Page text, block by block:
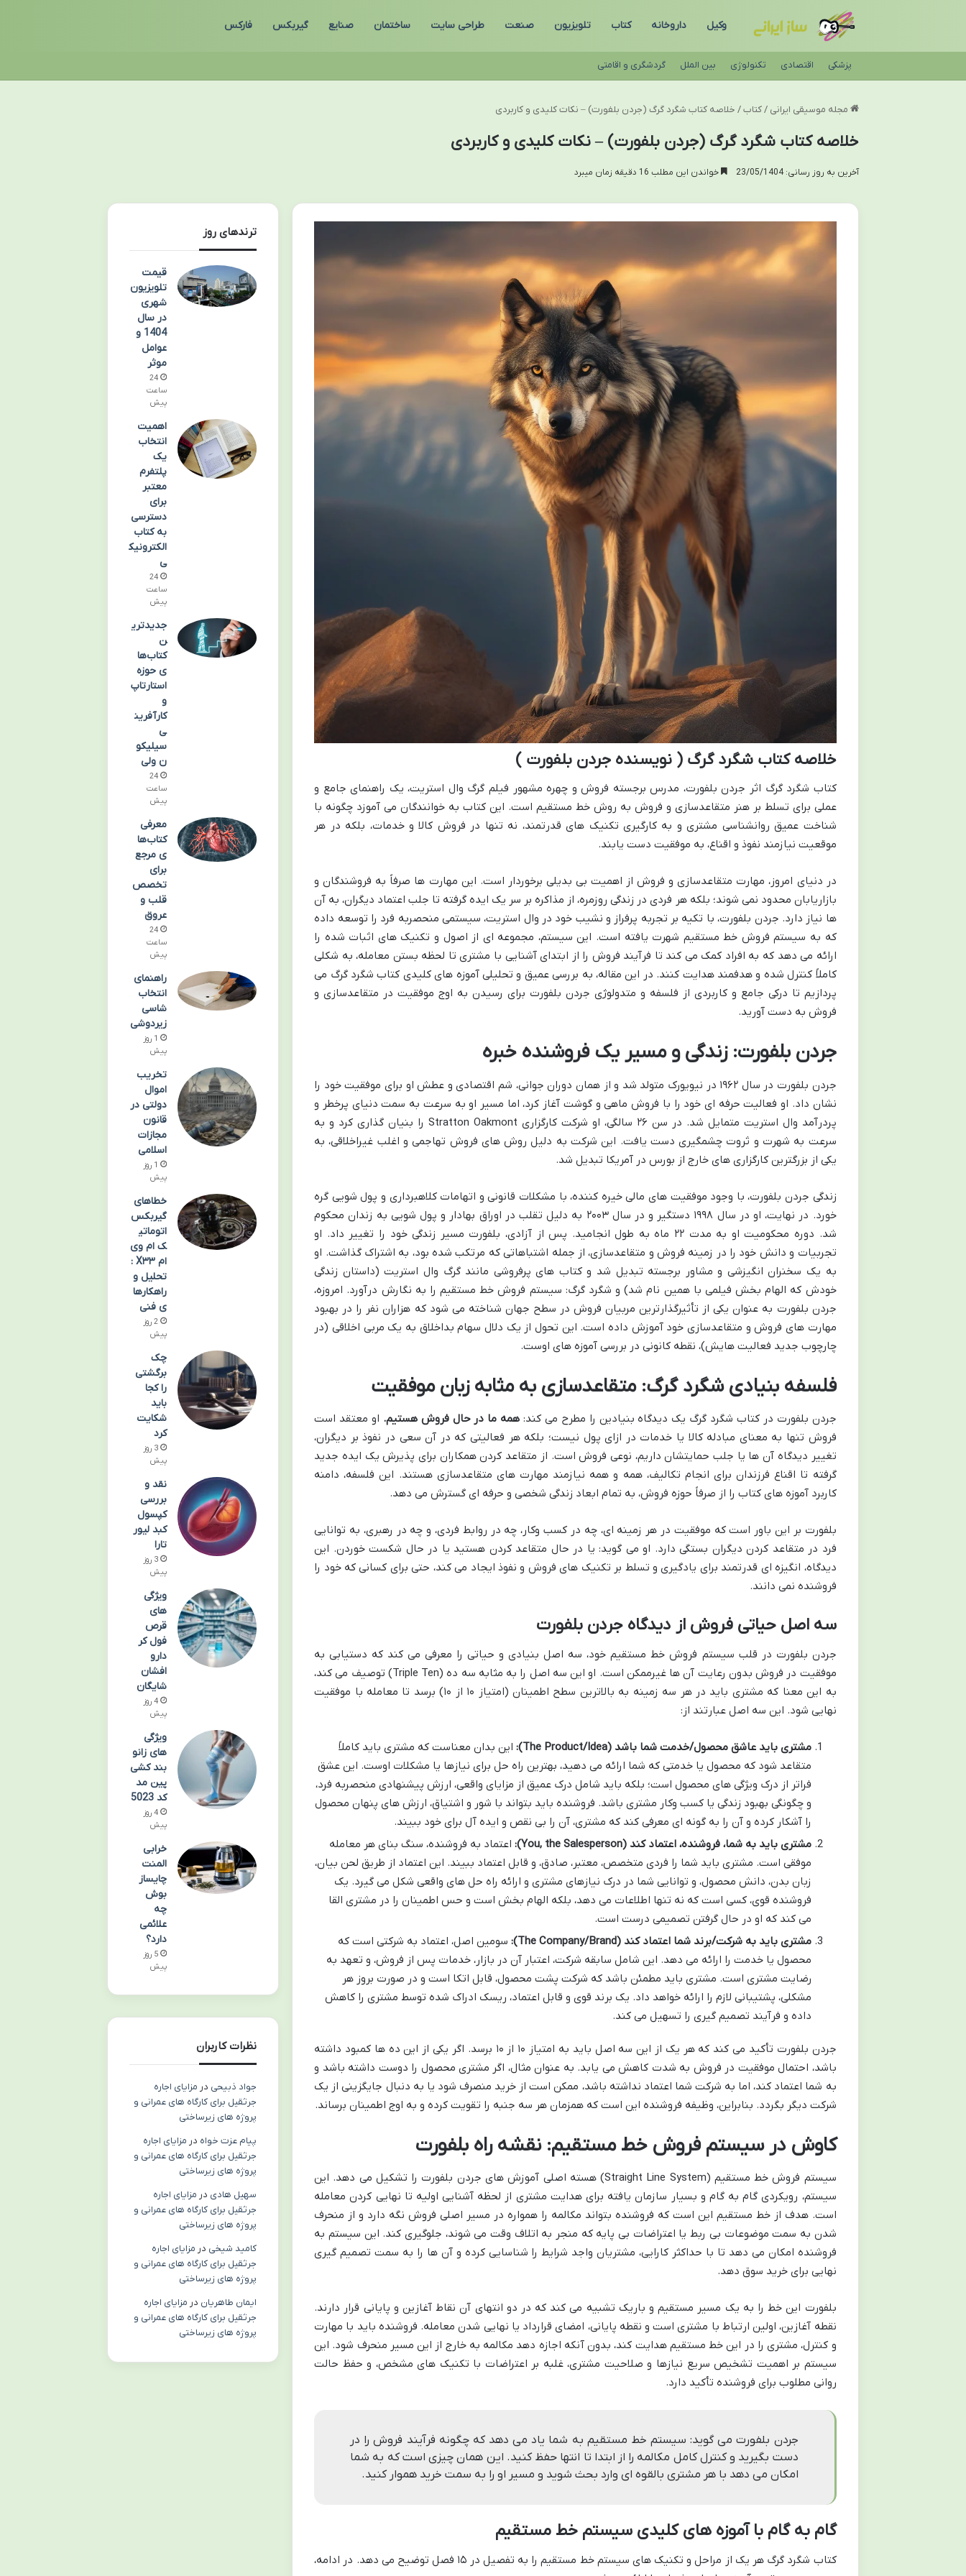
وکیل داروخانه کتاب تلویزیون صنعت طراحی سایت ساختمان صنایع گیربکس فارکس
پزشکی اقتصادی تکنولوژی بین الملل گردشگری و اقامتی
مجله موسیقی ایرانی / کتاب / خلاصه کتاب شگرد گرگ (جردن بلفورت) – نکات کلیدی و کاربردی
خلاصه کتاب شگرد گرگ (جردن بلفورت) – نکات کلیدی و کاربردی
آخرین به روز رسانی: 23/05/1404 خواندن این مطلب 16 دقیقه زمان میبرد
خلاصه کتاب شگرد گرگ ( نویسنده جردن بلفورت )
کتاب شگرد گرگ اثر جردن بلفورت، مدرس برجسته فروش و چهره مشهور فیلم گرگ وال استریت، یک راهنمای جامع و
عملی برای تسلط بر هنر متقاعدسازی و فروش به روش خط مستقیم است. این کتاب به خوانندگان می آموزد چگونه با
شناخت عمیق روانشناسی مشتری و به کارگیری تکنیک های قدرتمند، نه تنها در فروش کالا و خدمات، بلکه در هر
موقعیت نیازمند نفوذ و اقناع، به موفقیت دست یابند.
در دنیای امروز، مهارت متقاعدسازی و فروش از اهمیت بی بدیلی برخوردار است. این مهارت ها صرفاً به فروشندگان و
بازاریابان محدود نمی شوند؛ بلکه هر فردی در زندگی روزمره، از مذاکره بر سر یک ایده گرفته تا جلب اعتماد دیگران، به آن
ها نیاز دارد. جردن بلفورت، با تکیه بر تجربه پرفراز و نشیب خود در وال استریت، سیستمی منحصربه فرد را توسعه داده
که به سیستم فروش خط مستقیم شهرت یافته است. این سیستم، مجموعه ای از اصول و تکنیک های اثبات شده را
ارائه می دهد که به افراد کمک می کند تا فرآیند فروش را از ابتدای آشنایی با مشتری تا لحظه بستن معامله، به شکلی
کاملاً کنترل شده و هدفمند هدایت کنند. در این مقاله، به بررسی عمیق و تحلیلی آموزه های کلیدی کتاب شگرد گرگ می
پردازیم تا درکی جامع و کاربردی از فلسفه و متدولوژی جردن بلفورت برای رسیدن به اوج موفقیت در متقاعدسازی و
فروش به دست آورید.
جردن بلفورت: زندگی و مسیر یک فروشنده خبره
جردن بلفورت در سال ۱۹۶۲ در نیویورک متولد شد و از همان دوران جوانی، شم اقتصادی و عطش او برای موفقیت خود را
نشان داد. او فعالیت حرفه ای خود را با فروش ماهی و گوشت آغاز کرد، اما مسیر او به سرعت به سمت دنیای پرخطر و
پردرآمد وال استریت متمایل شد. در سن ۲۶ سالگی، او شرکت کارگزاری Stratton Oakmont را بنیان گذاری کرد و به
سرعت به شهرت و ثروت چشمگیری دست یافت. این شرکت به دلیل روش های فروش تهاجمی و اغلب غیراخلاقی، به
یکی از بزرگترین کارگزاری های خارج از بورس در آمریکا تبدیل شد.
زندگی جردن بلفورت، با وجود موفقیت های مالی خیره کننده، با مشکلات قانونی و اتهامات کلاهبرداری و پول شویی گره
خورد. در نهایت، او در سال ۱۹۹۸ دستگیر و در سال ۲۰۰۳ به دلیل تقلب در اوراق بهادار و پول شویی به زندان محکوم
شد. دوره محکومیت او به مدت ۲۲ ماه به طول انجامید. پس از آزادی، بلفورت مسیر زندگی خود را تغییر داد. او
تجربیات و دانش خود را در زمینه فروش و متقاعدسازی، از جمله اشتباهاتی که مرتکب شده بود، به اشتراک گذاشت. او
به یک سخنران انگیزشی و مشاور برجسته تبدیل شد و کتاب های پرفروشی مانند گرگ وال استریت (داستان زندگی
خودش که الهام بخش فیلمی با همین نام شد) و شگرد گرگ: سیستم فروش خط مستقیم را به نگارش درآورد. امروزه،
جردن بلفورت به عنوان یکی از تأثیرگذارترین مربیان فروش در سطح جهان شناخته می شود که هزاران نفر را در بهبود
مهارت های فروش و متقاعدسازی خود آموزش داده است. این تحول از یک دلال سهام بداخلاق به یک مربی اخلاقی (در
چارچوب جدید فعالیت هایش)، نقطه کانونی در بررسی آموزه های اوست.
فلسفه بنیادی شگرد گرگ: متقاعدسازی به مثابه زبان موفقیت
جردن بلفورت در کتاب شگرد گرگ یک دیدگاه بنیادین را مطرح می کند: همه ما در حال فروش هستیم. او معتقد است
فروش تنها به معنای مبادله کالا یا خدمات در ازای پول نیست؛ بلکه هر فعالیتی که در آن سعی در نفوذ بر دیگران،
تغییر دیدگاه آن ها یا جلب حمایتشان داریم، نوعی فروش است. از متقاعد کردن همکاران برای پذیرش یک ایده جدید
گرفته تا اقناع فرزندان برای انجام تکالیف، همه و همه نیازمند مهارت های متقاعدسازی هستند. این فلسفه، دامنه
کاربرد آموزه های کتاب را از صرفاً حوزه فروش، به تمام ابعاد زندگی شخصی و حرفه ای گسترش می دهد.
بلفورت بر این باور است که موفقیت در هر زمینه ای، چه در کسب وکار، چه در روابط فردی، و چه در رهبری، به توانایی
فرد در متقاعد کردن دیگران بستگی دارد. او می گوید: یا در حال متقاعد کردن هستید یا در حال شکست خوردن. این
دیدگاه، انگیزه ای قدرتمند برای یادگیری و تسلط بر تکنیک های فروش و نفوذ ایجاد می کند، حتی برای کسانی که خود را
فروشنده نمی دانند.
سه اصل حیاتی فروش از دیدگاه جردن بلفورت
جردن بلفورت در قلب سیستم فروش خط مستقیم خود، سه اصل بنیادی و حیاتی را معرفی می کند که دستیابی به
موفقیت در فروش بدون رعایت آن ها غیرممکن است. او این سه اصل را به مثابه سه ده (Triple Ten) توصیف می کند،
به این معنا که مشتری باید در هر سه زمینه به بالاترین سطح اطمینان (امتیاز ۱۰ از ۱۰) برسد تا معامله با موفقیت
نهایی شود. این سه اصل عبارتند از:
مشتری باید عاشق محصول/خدمت شما باشد (The Product/Idea):
این بدان معناست که مشتری باید کاملاً
متقاعد شود که محصول یا خدمتی که شما ارائه می دهید، بهترین راه حل برای نیازها یا مشکلات اوست. این عشق
فراتر از درک ویژگی های محصول است؛ بلکه باید شامل درک عمیق از مزایای واقعی، ارزش پیشنهادی منحصربه فرد،
و چگونگی بهبود زندگی یا کسب وکار مشتری باشد. فروشنده باید بتواند با شور و اشتیاق، ارزش های پنهان محصول
را آشکار کرده و آن را به گونه ای معرفی کند که مشتری، آن را بی نقص و ایده آل برای خود ببیند.
مشتری باید به شما، فروشنده، اعتماد کند (You, the Salesperson):
اعتماد به فروشنده، سنگ بنای هر معامله
موفقی است. مشتری باید شما را فردی متخصص، معتبر، صادق، و قابل اعتماد ببیند. این اعتماد از طریق لحن بیان،
زبان بدن، دانش محصول، و توانایی شما در درک نیازهای مشتری و ارائه راه حل های واقعی شکل می گیرد. یک
فروشنده قوی، کسی است که نه تنها اطلاعات می دهد، بلکه الهام بخش است و حس اطمینان را در مشتری القا
می کند که او در حال گرفتن تصمیمی درست است.
مشتری باید به شرکت/برند شما اعتماد کند (The Company/Brand):
سومین اصل، اعتماد به شرکتی است که
محصول یا خدمت را ارائه می دهد. این شامل سابقه شرکت، اعتبار آن در بازار، خدمات پس از فروش، و تعهد به
رضایت مشتری است. مشتری باید مطمئن باشد که شرکت پشت محصول، قابل اتکا است و در صورت بروز هر
مشکلی، پشتیبانی لازم را ارائه خواهد داد. یک برند قوی و قابل اعتماد، ریسک ادراک شده توسط مشتری را کاهش
داده و فرآیند تصمیم گیری را تسهیل می کند.
جردن بلفورت تأکید می کند که هر یک از این سه اصل باید به امتیاز ۱۰ از ۱۰ برسد. اگر یکی از این ده ها کمبود داشته
باشد، احتمال موفقیت در فروش به شدت کاهش می یابد. به عنوان مثال، اگر مشتری محصول را دوست داشته باشد و
به شما اعتماد کند، اما به شرکت شما اعتماد نداشته باشد، ممکن است از خرید منصرف شود یا به دنبال جایگزینی از یک
شرکت دیگر بگردد. بنابراین، وظیفه فروشنده این است که همزمان هر سه جنبه را تقویت کرده و به اوج اطمینان برساند.
کاوش در سیستم فروش خط مستقیم: نقشه راه بلفورت
سیستم فروش خط مستقیم (Straight Line System) هسته اصلی آموزش های جردن بلفورت را تشکیل می دهد. این
سیستم، رویکردی گام به گام و بسیار سازمان یافته برای هدایت مشتری از لحظه آشنایی اولیه تا نهایی کردن معامله
است. هدف از خط مستقیم این است که فروشنده بتواند مکالمه را همواره در مسیر اصلی فروش نگه دارد و از منحرف
شدن به سمت موضوعات بی ربط یا اعتراضات بی پایه که منجر به اتلاف وقت می شوند، جلوگیری کند. این سیستم به
فروشنده امکان می دهد تا با حداکثر کارایی، مشتریان واجد شرایط را شناسایی کرده و آن ها را به سمت تصمیم گیری
نهایی برای خرید سوق دهد.
بلفورت این خط را به یک مسیر مستقیم و باریک تشبیه می کند که در دو انتهای آن نقاط آغازین و پایانی قرار دارند.
نقطه آغازین، اولین ارتباط با مشتری است و نقطه پایانی، امضای قرارداد یا نهایی شدن معامله. فروشنده باید با مهارت
و کنترل، مشتری را در این خط مستقیم هدایت کند، بدون آنکه اجازه دهد مکالمه به خارج از این مسیر منحرف شود. این
سیستم بر اهمیت تشخیص سریع نیازها و صلاحیت مشتری، غلبه بر اعتراضات با تکنیک های مشخص، و حفظ حالت
روانی مطلوب برای فروشنده تأکید دارد.
جردن بلفورت می گوید: سیستم خط مستقیم به شما یاد می دهد که چگونه فرآیند فروش را در
دست بگیرید و کنترل کامل مکالمه را از ابتدا تا انتها حفظ کنید. این همان چیزی است که به شما
امکان می دهد با هر مشتری بالقوه ای وارد بحث شوید و مسیر او را به سمت خرید هموار کنید.
گام به گام با آموزه های کلیدی سیستم خط مستقیم
کتاب شگرد گرگ هر یک از مراحل و تکنیک های سیستم خط مستقیم را به تفصیل در ۱۵ فصل توضیح می دهد. در ادامه،
ترندهای روز
قیمت
تلویزیون
شهری
در سال
1404 و
عوامل
موثر
24
ساعت
پیش
اهمیت
انتخاب
یک
پلتفرم
معتبر
برای
دسترسی
به کتاب
الکترونیک
ی
24
ساعت
پیش
جدیدتری
ن
کتاب‌ها
ی حوزه
استارتاپ
و
کارآفرین
ی
سیلیکو
ن ولی
24
ساعت
پیش
معرفی
کتاب‌ها
ی مرجع
برای
تخصص
قلب و
عروق
24
ساعت
پیش
راهنمای
انتخاب
شاسی
زیردوشی
1 روز
پیش
تخریب
اموال
دولتی در
قانون
مجازات
اسلامی
1 روز
پیش
خطاهای
گیربکس
اتوماتی
ک ام وی
ام X۳۳ :
تحلیل و
راهکارها
ی فنی
2 روز
پیش
چک
برگشتی
را کجا
باید
شکایت
کرد
3 روز
پیش
نقد و
بررسی
کپسول
کبد لیور
تارا
3 روز
پیش
ویژگی
های
قرص
فول کر
دارو
افشان
شایگان
4 روز
پیش
ویژگی
های زانو
بند کشی
پین مد
کد 5023
4 روز
پیش
خرابی
المنت
چایساز
بوش
چه
علائمی
دارد؟
5 روز
پیش
نظرات کاربران
جواد ذبیحی در مزایای اجاره
جرثقیل برای کارگاه های عمرانی و
پروژه های زیرساختی
پیام عزت خواه در مزایای اجاره
جرثقیل برای کارگاه های عمرانی و
پروژه های زیرساختی
سهیل هادی در مزایای اجاره
جرثقیل برای کارگاه های عمرانی و
پروژه های زیرساختی
کامید شیخی در مزایای اجاره
جرثقیل برای کارگاه های عمرانی و
پروژه های زیرساختی
ایمان طاهریان در مزایای اجاره
جرثقیل برای کارگاه های عمرانی و
پروژه های زیرساختی